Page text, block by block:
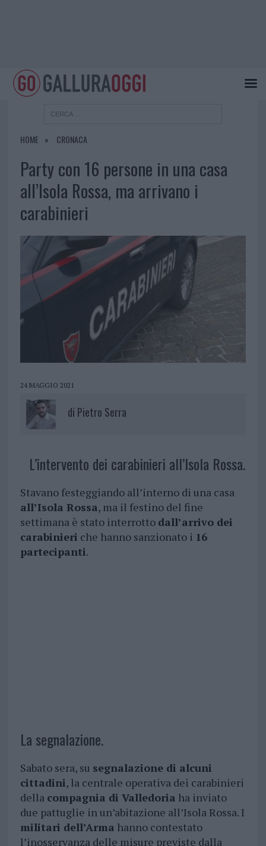
HOME CRONACA
Party con 16 persone in una casa
all’Isola Rossa, ma arrivano i
carabinieri
24 MAGGIO 2021
di Pietro Serra
L’intervento dei carabinieri all’Isola Rossa.
Stavano festeggiando all’interno di una casa
all’Isola Rossa, ma il festino del fine
settimana è stato interrotto dall’arrivo dei
carabinieri che hanno sanzionato i 16
partecipanti.
La segnalazione.
Sabato sera, su segnalazione di alcuni
cittadini, la centrale operativa dei carabinieri
della compagnia di Valledoria ha inviato
due pattuglie in un’abitazione all’Isola Rossa. I
militari dell’Arma hanno contestato
l’inosservanza delle misure previste dalla